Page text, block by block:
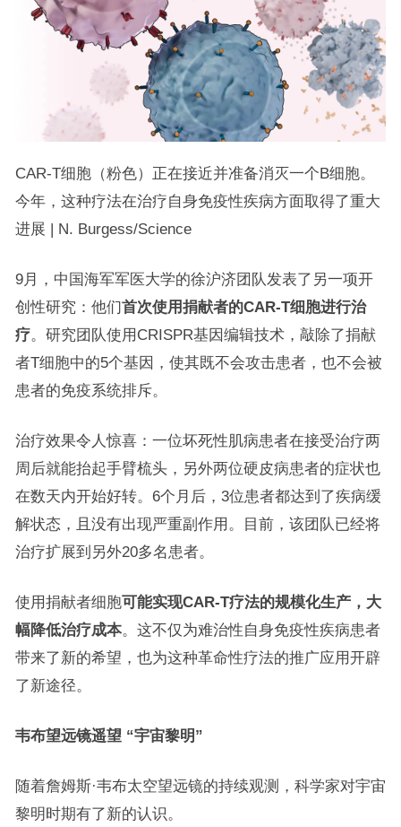
CAR-T细胞（粉色）正在接近并准备消灭一个B细胞。
今年，这种疗法在治疗自身免疫性疾病方面取得了重大
进展 | N. Burgess/Science
9月，中国海军军医大学的徐沪济团队发表了另一项开
创性研究：他们首次使用捐献者的CAR-T细胞进行治
疗。研究团队使用CRISPR基因编辑技术，敲除了捐献
者T细胞中的5个基因，使其既不会攻击患者，也不会被
患者的免疫系统排斥。
治疗效果令人惊喜：一位坏死性肌病患者在接受治疗两
周后就能抬起手臂梳头，另外两位硬皮病患者的症状也
在数天内开始好转。6个月后，3位患者都达到了疾病缓
解状态，且没有出现严重副作用。目前，该团队已经将
治疗扩展到另外20多名患者。
使用捐献者细胞可能实现CAR-T疗法的规模化生产，大
幅降低治疗成本。这不仅为难治性自身免疫性疾病患者
带来了新的希望，也为这种革命性疗法的推广应用开辟
了新途径。
韦布望远镜遥望 “宇宙黎明”
随着詹姆斯·韦布太空望远镜的持续观测，科学家对宇宙
黎明时期有了新的认识。